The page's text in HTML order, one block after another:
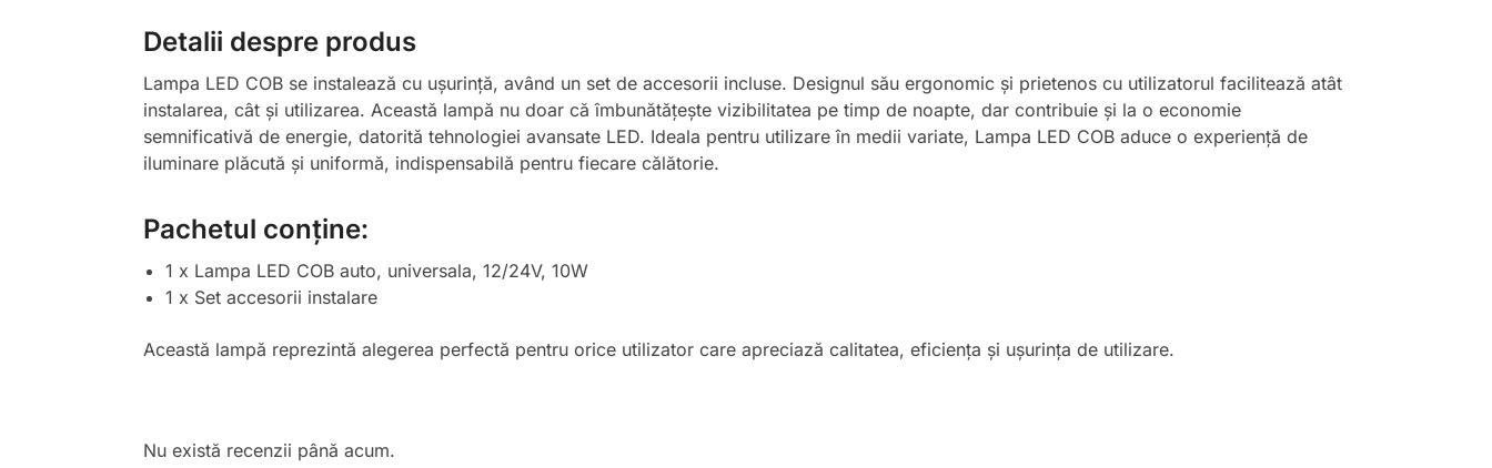
Detalii despre produs
Lampa LED COB se instalează cu ușurință, având un set de accesorii incluse. Designul său ergonomic și prietenos cu utilizatorul facilitează atât
instalarea, cât și utilizarea. Această lampă nu doar că îmbunătățește vizibilitatea pe timp de noapte, dar contribuie și la o economie
semnificativă de energie, datorită tehnologiei avansate LED. Ideala pentru utilizare în medii variate, Lampa LED COB aduce o experiență de
iluminare plăcută și uniformă, indispensabilă pentru fiecare călătorie.
Pachetul conține:
1 x Lampa LED COB auto, universala, 12/24V, 10W
1 x Set accesorii instalare
Această lampă reprezintă alegerea perfectă pentru orice utilizator care apreciază calitatea, eficiența și ușurința de utilizare.
Nu există recenzii până acum.